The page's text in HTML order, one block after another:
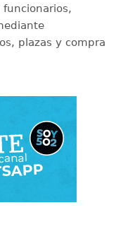
plazas y compra